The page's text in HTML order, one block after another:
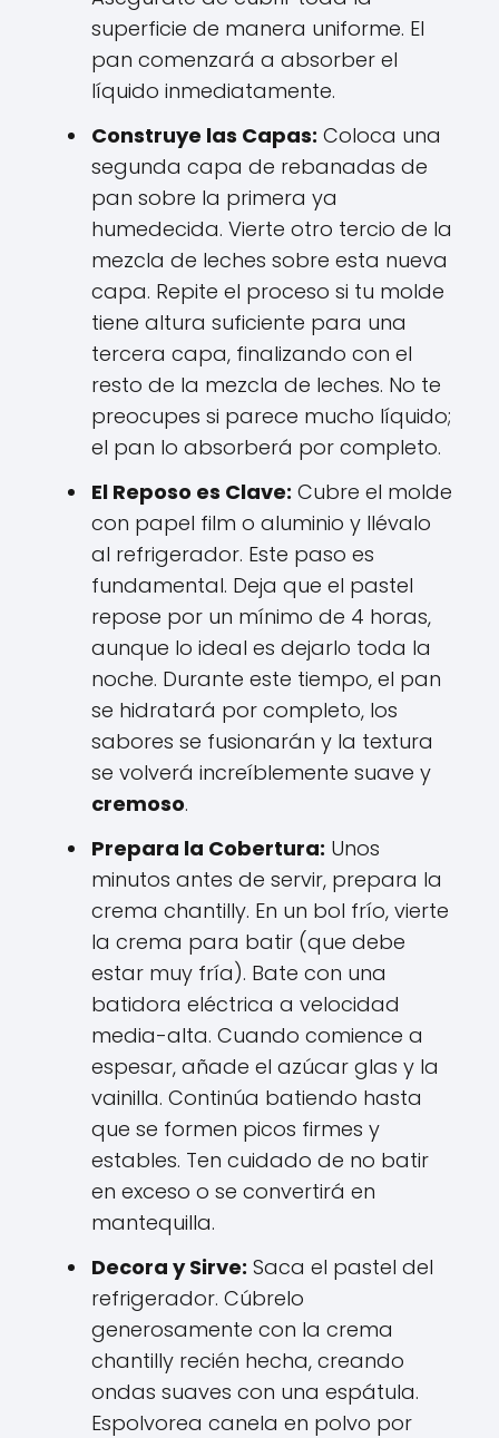
superficie de manera uniforme. El
pan comenzará a absorber el
líquido inmediatamente.
Construye las Capas: Coloca una
segunda capa de rebanadas de
pan sobre la primera ya
humedecida. Vierte otro tercio de la
mezcla de leches sobre esta nueva
capa. Repite el proceso si tu molde
tiene altura suficiente para una
tercera capa, finalizando con el
resto de la mezcla de leches. No te
preocupes si parece mucho líquido;
el pan lo absorberá por completo.
El Reposo es Clave: Cubre el molde
con papel film o aluminio y llévalo
al refrigerador. Este paso es
fundamental. Deja que el pastel
repose por un mínimo de 4 horas,
aunque lo ideal es dejarlo toda la
noche. Durante este tiempo, el pan
se hidratará por completo, los
sabores se fusionarán y la textura
se volverá increíblemente suave y
cremoso.
Prepara la Cobertura: Unos
minutos antes de servir, prepara la
crema chantilly. En un bol frío, vierte
la crema para batir (que debe
estar muy fría). Bate con una
batidora eléctrica a velocidad
media-alta. Cuando comience a
espesar, añade el azúcar glas y la
vainilla. Continúa batiendo hasta
que se formen picos firmes y
estables. Ten cuidado de no batir
en exceso o se convertirá en
mantequilla.
Decora y Sirve: Saca el pastel del
refrigerador. Cúbrelo
generosamente con la crema
chantilly recién hecha, creando
ondas suaves con una espátula.
Espolvorea canela en polvo por